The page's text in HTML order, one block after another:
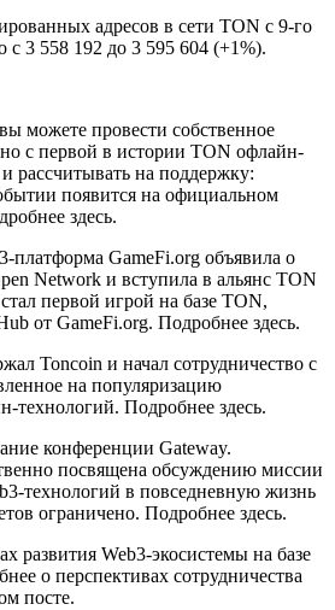
адресов в сети TON с 9-го
с 3 558 192 до 3 595 604 (+1%).
можете провести собственное
с первой в истории TON офлайн-
рассчитывать на поддержку:
появится на официальном
здесь.
платформа GameFi.org объявила о
Network и вступила в альянс TON
первой игрой на базе TON,
от GameFi.org. Подробнее здесь.
Toncoin и начал сотрудничество с
на популяризацию
технологий. Подробнее здесь.
конференции Gateway.
посвящена обсуждению миссии
технологий в повседневную жизнь
ограничено. Подробнее здесь.
развития Web3-экосистемы на базе
о перспективах сотрудничества
посте.